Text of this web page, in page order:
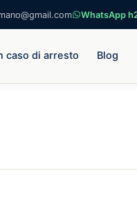
WhatsApp
caso di arresto Blog